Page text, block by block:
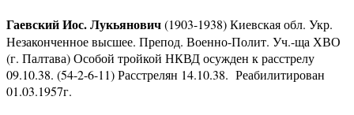
Гаевский Иос. Лукьянович(1903-1938) Киевская обл. Укр.
Незаконченное высшее. Препод. Военно-Полит. Уч.-ща ХВО
(г. Палтава) Особой тройкой НКВД осужден к расстрелу
09.10.38. (54-2-6-11) Расстрелян 14.10.38. Реабилитирован
01.03.1957г.